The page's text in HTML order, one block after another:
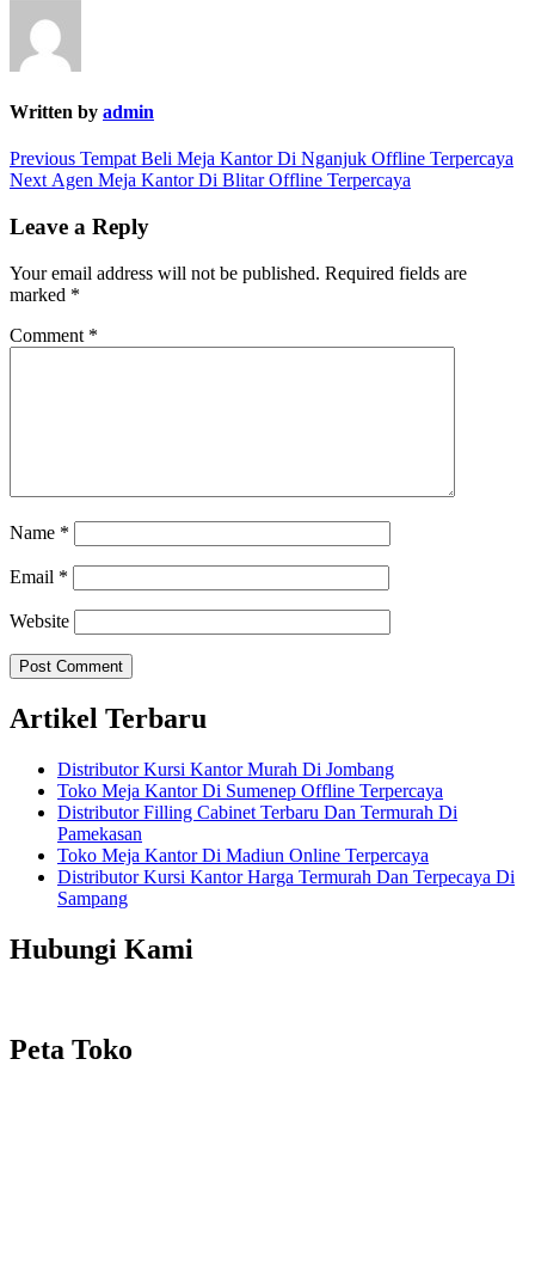
Written by admin
Post
navigation
Previous Previous
post:
Tempat Beli Meja Kantor Di Nganjuk Offline Terpercaya
Next Next
Agen Meja Kantor Di Blitar Offline Terpercaya
Leave a Reply
Your email address will not be published. Required fields are
marked *
Comment *
Name *
Email *
Website
Artikel Terbaru
Distributor Kursi Kantor Murah Di Jombang
Toko Meja Kantor Di Sumenep Offline Terpercaya
Distributor Filling Cabinet Terbaru Dan Termurah Di
Pamekasan
Toko Meja Kantor Di Madiun Online Terpercaya
Distributor Kursi Kantor Harga Termurah Dan Terpecaya Di
Sampang
Hubungi Kami
Peta Toko